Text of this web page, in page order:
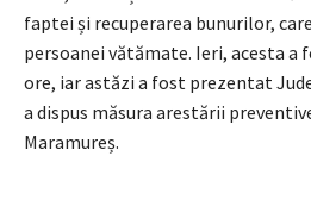
faptei și recuperarea bunurilor,
persoanei vătămate. Ieri, acesta a
ore, iar astăzi a fost prezentat
a dispus măsura arestării
Maramureș.